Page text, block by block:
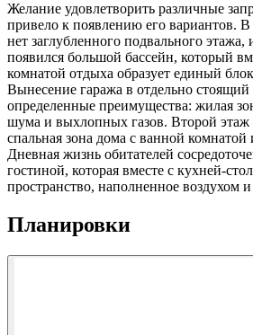
Желание удовлетворить различные
привело к появлению его вариантов.
нет заглубленного подвального этажа,
появился большой бассейн, который
комнатой отдыха образует единый
Вынесение гаража в отдельно стоящий
определенные преимущества: жилая
шума и выхлопных газов. Второй этаж
спальная зона дома с ванной комнатой
Дневная жизнь обитателей
гостиной, которая вместе с кухней-
пространство, наполненное воздухом
Планировки